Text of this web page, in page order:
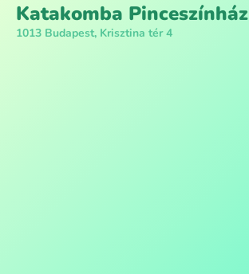
Katakomba Pinceszínház
1013 Budapest, Krisztina tér 4